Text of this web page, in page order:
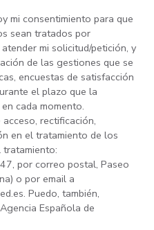
mi consentimiento para que
sean tratados por
mi solicitud/petición, y
de las gestiones que se
encuestas de satisfacción
el plazo que la
cada momento.
rectificación,
en el tratamiento de los
por correo postal, Paseo
o por email a
Puedo, también,
Española de